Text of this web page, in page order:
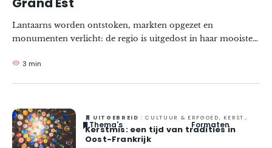
Thema's Formaten
#EstSideStory
Grand Est
Lantaarns worden ontstoken, markten opgezet en
monumenten verlicht: de regio is uitgedost in haar mooiste
een weekend of een week in de Grand Est.
3 min
UITGEBREID : CULTUUR & ERFGOED, KERSTMIS, MET HET HELE GEZIN, WINTER
Kerstmis: een tijd van tradities in
Oost-Frankrijk